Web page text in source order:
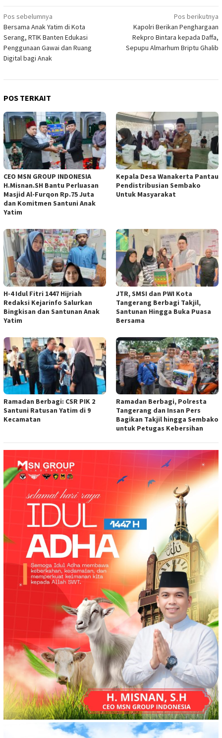
Navigasi
pos
Pos sebelumnya
Bersama Anak Yatim di Kota
Serang, RTIK Banten Edukasi
Penggunaan Gawai dan Ruang
Digital bagi Anak
Pos berikutnya
Kapolri Berikan Penghargaan
Rekpro Bintara kepada Daffa,
Sepupu Almarhum Briptu Ghalib
POS TERKAIT
CEO MSN GROUP INDONESIA
H.Misnan.SH Bantu Perluasan
Masjid Al-Furqon Rp.75 Juta
dan Komitmen Santuni Anak
Yatim
Kepala Desa Wanakerta Pantau
Pendistribusian Sembako
Untuk Masyarakat
H-4 Idul Fitri 1447 Hijriah
Redaksi Kejarinfo Salurkan
Bingkisan dan Santunan Anak
Yatim
JTR, SMSI dan PWI Kota
Tangerang Berbagi Takjil,
Santunan Hingga Buka Puasa
Bersama
Ramadan Berbagi: CSR PIK 2
Santuni Ratusan Yatim di 9
Kecamatan
Ramadan Berbagi, Polresta
Tangerang dan Insan Pers
Bagikan Takjil hingga Sembako
untuk Petugas Kebersihan